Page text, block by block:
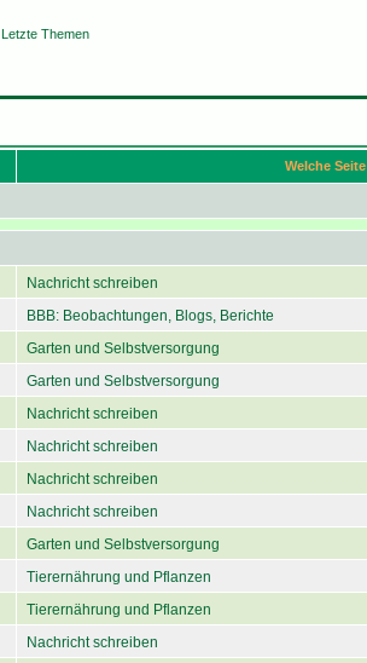
Letzte Themen
Welche Seite
Nachricht schreiben
BBB: Beobachtungen, Blogs, Berichte
Garten und Selbstversorgung
Garten und Selbstversorgung
Nachricht schreiben
Nachricht schreiben
Nachricht schreiben
Nachricht schreiben
Garten und Selbstversorgung
Tierernährung und Pflanzen
Tierernährung und Pflanzen
Nachricht schreiben